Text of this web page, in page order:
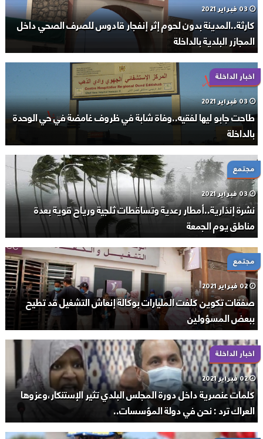
03 فبراير 2021
كارثة..المدينة بدون لحوم إثر إنفجار قادوس للصرف الصحي داخل
المجازر البلدية بالداخلة
اخبار الداخلة
03 فبراير 2021
طاحت جابو ليها لفقيه..وفاة شابة في ظروف غامضة في حي الوحدة
بالداخلة
مجتمع
03 فبراير 2021
نشرة إنذارية..أمطار رعدية وتساقطات ثلجية ورياح قوية بعدة
مناطق يوم الجمعة
مجتمع
صفقات تكوين كلفت المليارات بوكالة إنعاش التشغيل قد تطيح
ببعض المسؤولين
اخبار الداخلة
02 فبراير 2021
كلمات عنصرية داخل دورة المجلس البلدي تثير الإستنكار،وعزوها
العراك ترد : نحن في دولة المؤسسات..